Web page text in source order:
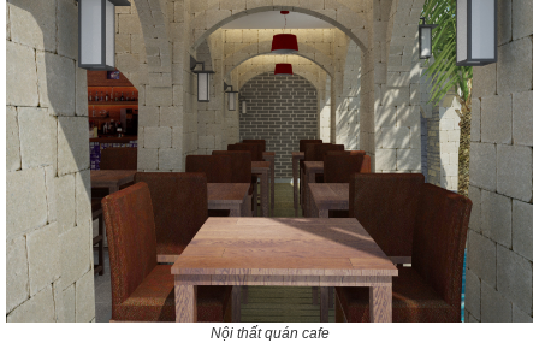
Nội thất quán cafe